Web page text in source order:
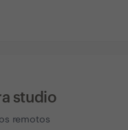
studio
remotos